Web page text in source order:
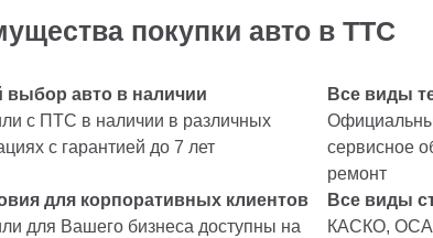
покупки авто в ТТС
выбор авто в наличии
с ПТС в наличии в различных
с гарантией до 7 лет
Все виды
сервисное
ремонт
для корпоративных клиентов
для Вашего бизнеса доступны на
Все виды
КАСКО,